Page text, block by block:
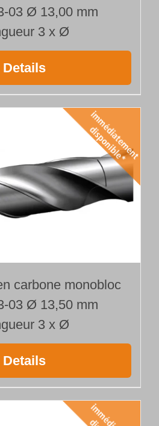
03 Ø 13,00 mm
3 x Ø
Details
carbone monobloc
03 Ø 13,50 mm
3 x Ø
Details